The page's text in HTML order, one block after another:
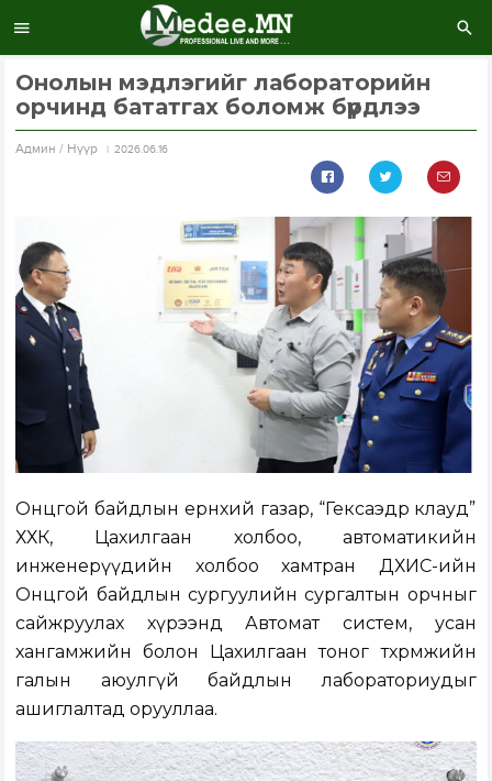
Онолын мэдлэгийг лабораторийн
орчинд бататгах боломж бүрдлээ
Aдмин / Нүүр 2026.06.16
Онцгой байдлын ерөнхий газар, “Гексаэдр клауд”
ХХК, Цахилгаан холбоо, автоматикийн
инженерүүдийн холбоо хамтран ДХИС-ийн
Онцгой байдлын сургуулийн сургалтын орчныг
сайжруулах хүрээнд Автомат систем, усан
хангамжийн болон Цахилгаан тоног төхөөрөмжийн
галын аюулгүй байдлын лабораториудыг
ашиглалтад орууллаа.